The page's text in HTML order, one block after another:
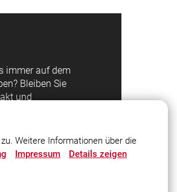
immer auf dem
Bleiben Sie
und
Weitere Informationen über die
Impressum Details zeigen